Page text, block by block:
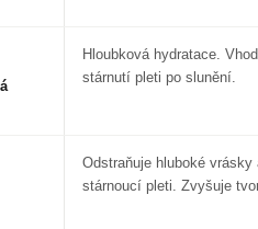
Hloubková hydratace.
stárnutí pleti po slunění.
Odstraňuje hluboké
stárnoucí pleti. Zvyšuje